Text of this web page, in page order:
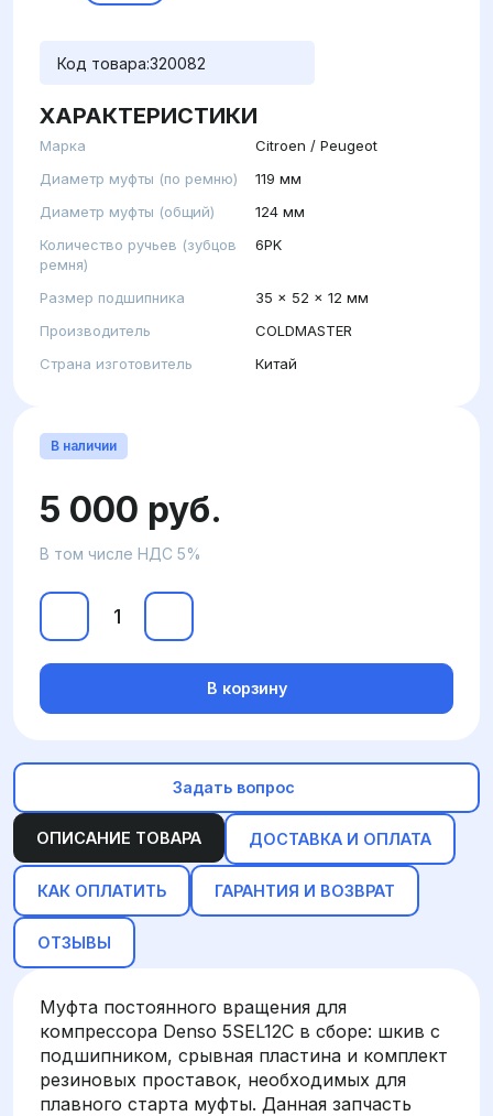
Код товара:320082
ХАРАКТЕРИСТИКИ
Марка
Citroen / Peugeot
Диаметр муфты (по ремню)
119 мм
Диаметр муфты (общий)
124 мм
Количество ручьев (зубцов
ремня)
6PK
Размер подшипника
35 x 52 x 12 мм
Производитель
COLDMASTER
Страна изготовитель
Китай
ОПИСАНИЕ ТОВАРА ДОСТАВКА И ОПЛАТА
КАК ОПЛАТИТЬ ГАРАНТИЯ И ВОЗВРАТ
ОТЗЫВЫ
Муфта постоянного вращения для
компрессора Denso 5SEL12C в сборе: шкив с
подшипником, срывная пластина и комплект
резиновых проставок, необходимых для
плавного старта муфты. Данная запчасть
В наличии
5 000 руб.
В том числе НДС 5%
В корзину
Задать вопрос